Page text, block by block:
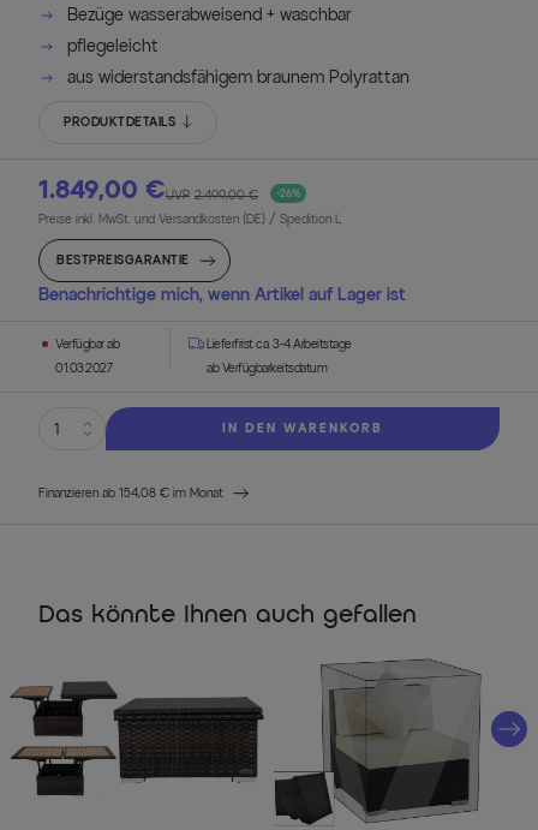
Bezüge wasserabweisend + waschbar
pflegeleicht
aus widerstandsfähigem braunem Polyrattan
PRODUKTDETAILS
1.849,00 € -26%
UVP 2.499,00 €
Preise inkl. MwSt. und Versandkosten (DE) / Spedition L
BESTPREISGARANTIE
Benachrichtige mich, wenn Artikel auf Lager ist
Verfügbar ab
01.03.2027
Lieferfrist ca. 3-4 Arbeitstage
ab Verfügbarkeitsdatum
IN DEN WARENKORB
Finanzieren ab 154,08 € im Monat
Das könnte Ihnen auch gefallen